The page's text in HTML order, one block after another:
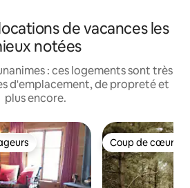
de vacances les
notées
: ces logements sont très
d'emplacement, de propreté et
plus encore.
les plus appréciés Coup de cœur
Coup de cœur